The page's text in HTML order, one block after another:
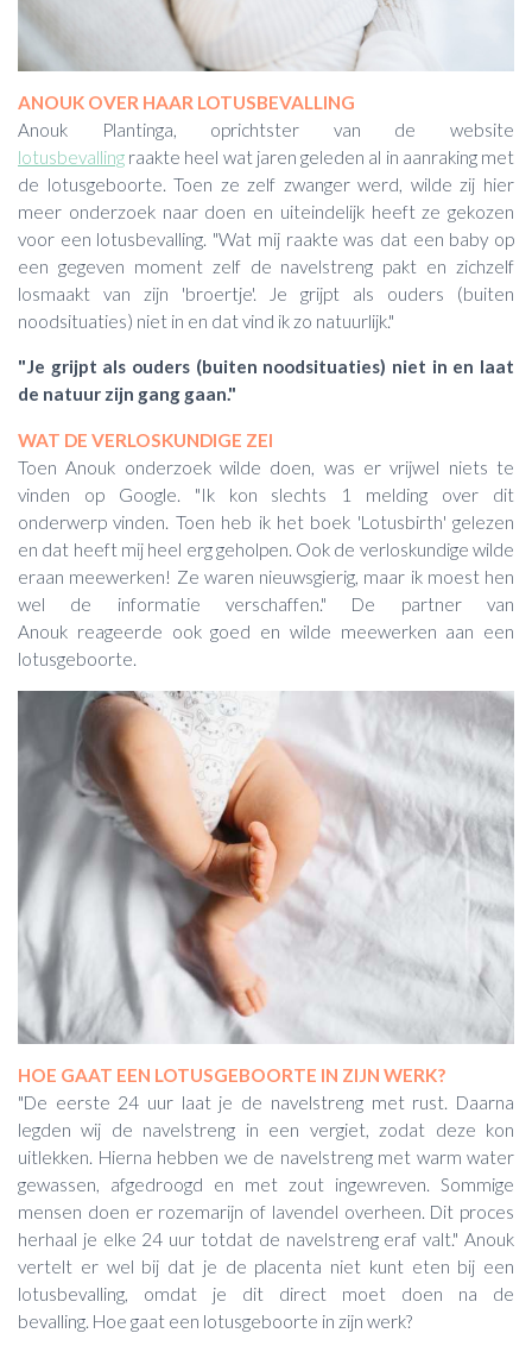
ANOUK OVER HAAR LOTUSBEVALLING
Anouk Plantinga, oprichtster van de website
lotusbevalling raakte heel wat jaren geleden al in aanraking met
de lotusgeboorte. Toen ze zelf zwanger werd, wilde zij hier
meer onderzoek naar doen en uiteindelijk heeft ze gekozen
voor een lotusbevalling. "Wat mij raakte was dat een baby op
een gegeven moment zelf de navelstreng pakt en zichzelf
losmaakt van zijn 'broertje'.
Je grijpt als ouders (buiten
noodsituaties) niet in en dat vind ik zo natuurlijk."
"Je grijpt als ouders (buiten noodsituaties) niet in en laat
de natuur zijn gang gaan."
WAT DE VERLOSKUNDIGE ZEI
Toen Anouk onderzoek wilde doen, was er vrijwel niets te
vinden op Google. "Ik kon slechts 1 melding over dit
onderwerp vinden. Toen heb ik het boek 'Lotusbirth' gelezen
en dat heeft mij heel erg geholpen. Ook de verloskundige wilde
eraan meewerken! Ze waren nieuwsgierig, maar ik moest hen
wel de informatie verschaffen." De partner van
Anouk reageerde ook goed en wilde meewerken aan een
lotusgeboorte.
HOE GAAT EEN LOTUSGEBOORTE IN ZIJN WERK?
"De eerste 24 uur laat je de navelstreng met rust. Daarna
legden wij de navelstreng in een vergiet, zodat deze kon
uitlekken. Hierna hebben we de navelstreng met warm water
gewassen, afgedroogd en met zout ingewreven. Sommige
mensen doen er rozemarijn of lavendel overheen. Dit proces
herhaal je elke 24 uur totdat de navelstreng eraf valt." Anouk
vertelt er wel bij dat je de placenta niet kunt eten bij een
lotusbevalling, omdat je dit direct moet doen na de
bevalling. Hoe gaat een lotusgeboorte in zijn werk?